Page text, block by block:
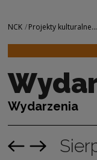
Nawigacja
NCK Projekty kulturalne...
Wydarzenia
Poprzedni miesiąc
Następny